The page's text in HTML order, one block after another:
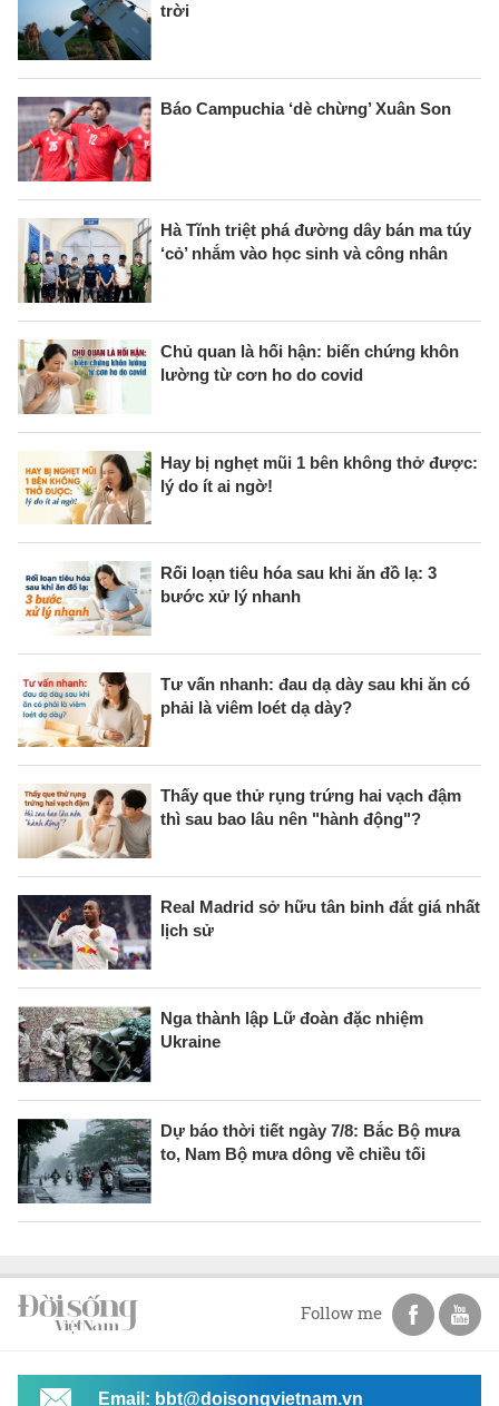
trời
Báo Campuchia ‘dè chừng’ Xuân Son
Hà Tĩnh triệt phá đường dây bán ma túy
‘cỏ’ nhắm vào học sinh và công nhân
Chủ quan là hối hận: biến chứng khôn
lường từ cơn ho do covid
Hay bị nghẹt mũi 1 bên không thở được:
lý do ít ai ngờ!
Rối loạn tiêu hóa sau khi ăn đồ lạ: 3
bước xử lý nhanh
Tư vấn nhanh: đau dạ dày sau khi ăn có
phải là viêm loét dạ dày?
Thấy que thử rụng trứng hai vạch đậm
thì sau bao lâu nên "hành động"?
Real Madrid sở hữu tân binh đắt giá nhất
lịch sử
Nga thành lập Lữ đoàn đặc nhiệm
Ukraine
Dự báo thời tiết ngày 7/8: Bắc Bộ mưa
to, Nam Bộ mưa dông về chiều tối
Follow me
Email: bbt@doisongvietnam.vn